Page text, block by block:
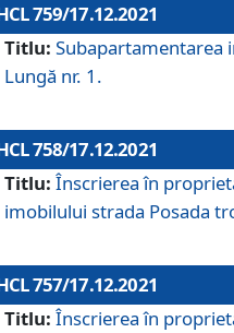
759/17.12.2021
Titlu: Subapartamentarea
Lungă nr. 1.
758/17.12.2021
Titlu: Înscrierea în
imobilului strada Posada
757/17.12.2021
Titlu: Înscrierea în